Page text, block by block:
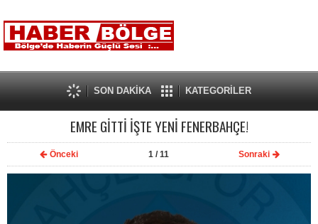
SON DAKİKA KATEGORİLER
EMRE GİTTİ İŞTE YENİ FENERBAHÇE!
Önceki 1 / 11 Sonraki